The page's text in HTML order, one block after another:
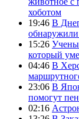
хоботом
19:46 В
15:26
который
04:46 В
23:06 В
помогут
02:16